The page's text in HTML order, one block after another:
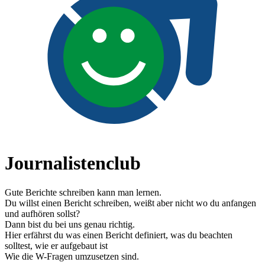
Journalistenclub
Gute Berichte schreiben kann man lernen.
Du willst einen Bericht schreiben, weißt aber nicht wo du anfangen
und aufhören sollst?
Dann bist du bei uns genau richtig.
Hier erfährst du was einen Bericht definiert, was du beachten
solltest, wie er aufgebaut ist
Wie die W-Fragen umzusetzen sind.